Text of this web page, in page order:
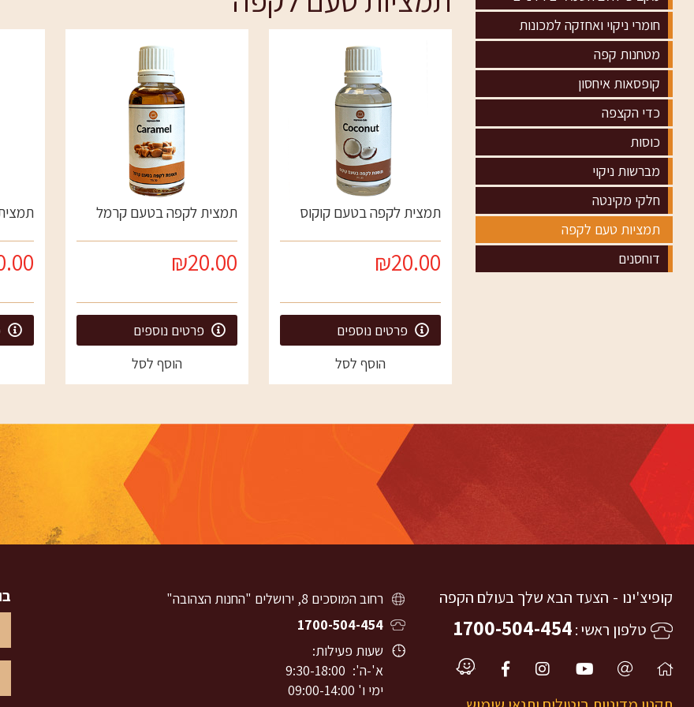
תמציות טעם לקפה
חומרי ניקוי ואחזקה למכונות
מטחנות קפה
קופסאות איחסון
כדי הקצפה
כוסות
מברשות ניקוי
חלקי מקינטה
תמציות טעם לקפה
דוחסנים
תמצית לקפה בטעם קוקוס
₪20.00
פרטים נוספים
הוסף לסל
תמצית לקפה בטעם קרמל
₪20.00
פרטים נוספים
הוסף לסל
קופיצ'ינו
הצעד הבא שלך בעולם הקפה
טלפון ראשי 1700-504-454
רחוב המוסכים 8, ירושלים "החנות הצהובה"
1700-504-454
שעות פעילות:
א'-ה': 9:30-18:00
ימי ו'